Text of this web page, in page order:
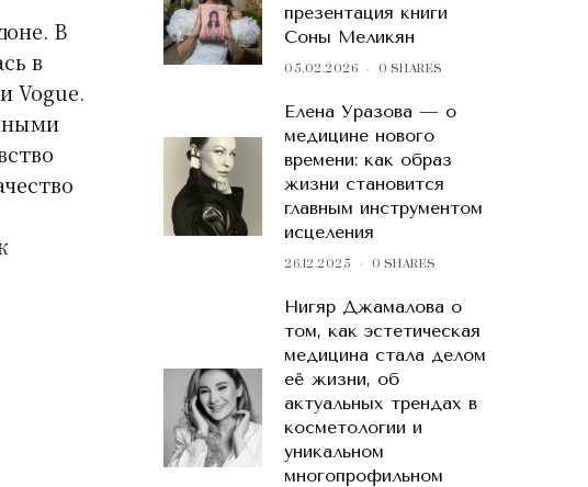
В
в
Vogue.
презентация книги
Соны Меликян
05.02.2026 0 SHARES
Елена Уразова — о
медицине нового
времени: как образ
жизни становится
главным инструментом
исцеления
26.12.2025 0 SHARES
Нигяр Джамалова о
том, как эстетическая
медицина стала делом
её жизни, об
актуальных трендах в
косметологии и
уникальном
многопрофильном